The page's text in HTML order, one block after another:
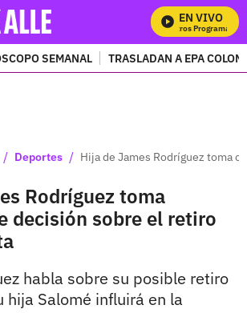
EN VIVO
SEMANAL TRASLADAN A EPA
/ Deportes / Hija de James Rodríguez toma
Rodríguez toma
decisión sobre el retiro
habla sobre su posible retiro
hija Salomé influirá en la